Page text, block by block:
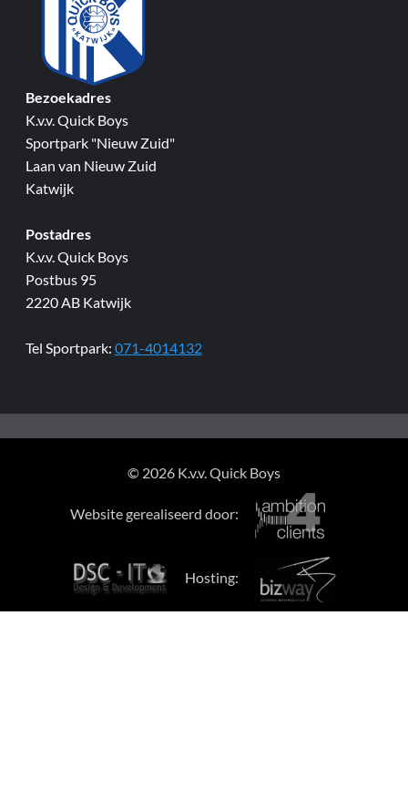
Bezoekadres
K.v.v. Quick Boys
Sportpark "Nieuw Zuid"
Laan van Nieuw Zuid
Katwijk
Postadres
K.v.v. Quick Boys
Postbus 95
2220 AB Katwijk
Tel Sportpark: 071-4014132
© 2026 K.v.v. Quick Boys
Website gerealiseerd door:
Hosting: